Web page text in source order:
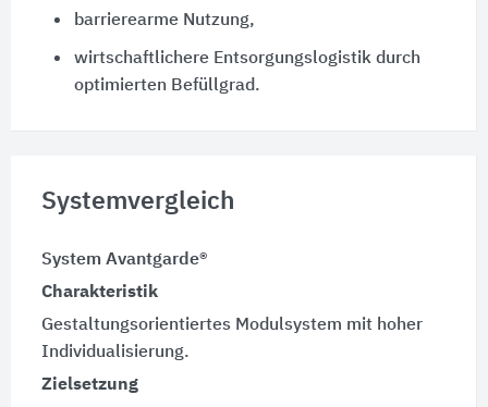
barrierearme Nutzung,
wirtschaftlichere Entsorgungslogistik durch
optimierten Befüllgrad.
Systemvergleich
System Avantgarde®
Charakteristik
Gestaltungsorientiertes Modulsystem mit hoher
Individualisierung.
Zielsetzung